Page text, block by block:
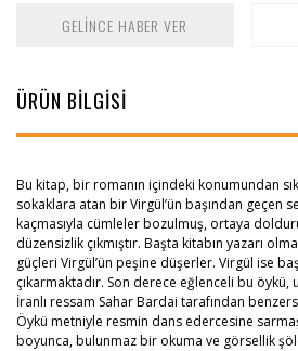
GELİNCE HABER VER
ÜRÜN BİLGİSİ
Bu kitap, bir romanın içindeki konumundan
sokaklara atan bir Virgül’ün başından geçen
kaçmasıyla cümleler bozulmuş, ortaya
düzensizlik çıkmıştır. Başta kitabın yazarı
güçleri Virgül’ün peşine düşerler. Virgül ise
çıkarmaktadır. Son derece eğlenceli bu öykü,
İranlı ressam Sahar Bardai tarafından
Öykü metniyle resmin dans edercesine
boyunca, bulunmaz bir okuma ve görsellik